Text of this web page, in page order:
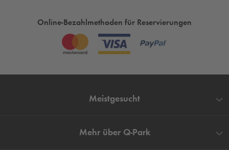
Online-Bezahlmethoden für Reservierungen
Meistgesucht
Mehr über Q-Park